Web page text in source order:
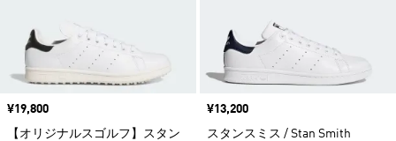
価格
¥19,800
【オリジナルスゴルフ】スタン
価格
¥13,200
スタンスミス / Stan Smith